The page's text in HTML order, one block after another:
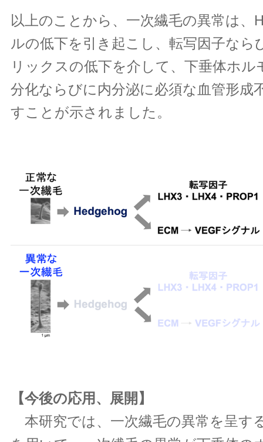
以上のことから、一次繊毛の異常は、
ルの低下を引き起こし、転写因子なら
リックスの低下を介して、下垂体ホル
分化ならびに内分泌に必須な血管形成
すことが示されました。
【今後の応用、展開】
本研究では、一次繊毛の異常を呈す